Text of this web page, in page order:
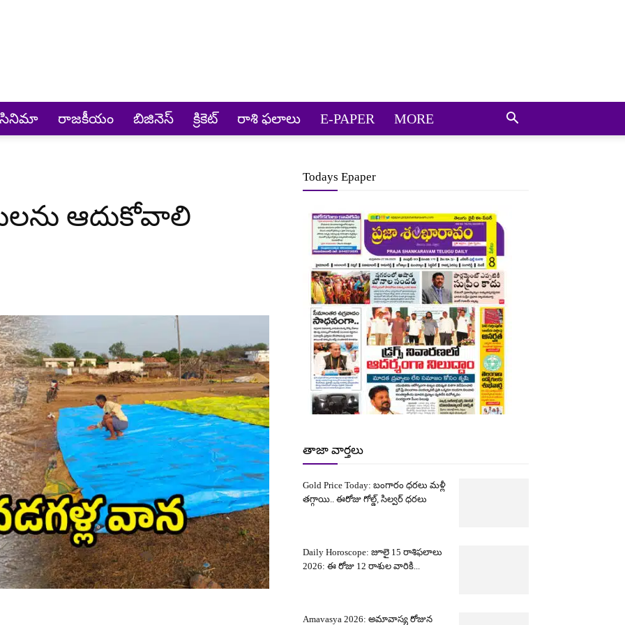
సినిమా రాజకీయం బిజినెస్ క్రికెట్‌ రాశి ఫలాలు E-PAPER MORE
ఆదుకోవాలి
Todays Epaper
తాజా వార్తలు
Gold Price Today: బంగారం ధరలు మళ్లీ
తగ్గాయి.. ఈరోజు గోల్డ్, సిల్వర్ ధరలు
Daily Horoscope: జూలై 15 రాశిఫలాలు
2026: ఈ రోజు 12 రాశుల వారికి...
Amavasya 2026: అమావాస్య రోజున